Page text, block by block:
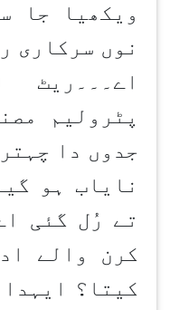
ویکھیا جا
نوں سرکاری
پٹرولیم
جدوں دا
نایاب ہو
تے رُل گئی
کرن والے
کیتا؟